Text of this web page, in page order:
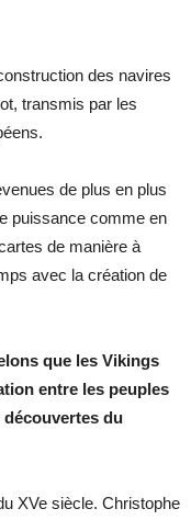
des navires
transmis par les
de plus en plus
puissance comme en
de manière à
avec la création de
que les Vikings
entre les peuples
du
XVe siècle. Christophe